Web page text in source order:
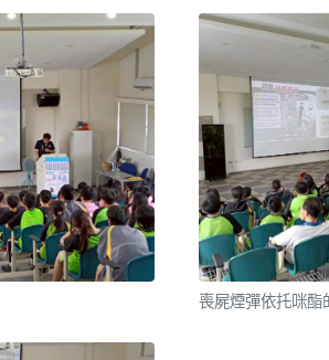
喪屍煙彈依托咪酯